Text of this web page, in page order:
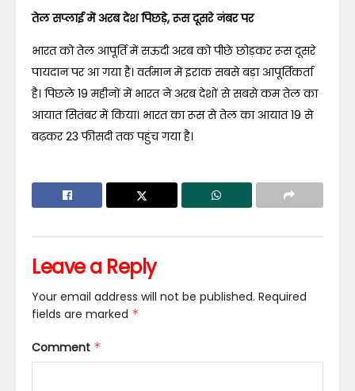
तेल सप्लाई में अरब देश पिछड़े, रूस दूसरे नंबर पर
भारत को तेल आपूर्ति में सऊदी अरब को पीछे छोड़कर रूस दूसरे
पायदान पर आ गया है। वर्तमान में इराक सबसे बड़ा आपूर्तिकर्ता
है। पिछले 19 महीनों में भारत ने अरब देशों से सबसे कम तेल का
आयात सितंबर में किया। भारत का रूस से तेल का आयात 19 से
बढ़कर 23 फीसदी तक पहुंच गया है।
Leave a Reply
Your email address will not be published. Required
fields are marked *
Comment *